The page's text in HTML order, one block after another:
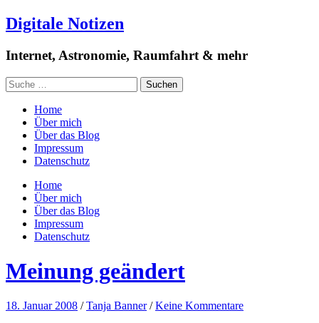
Digitale Notizen
Internet, Astronomie, Raumfahrt & mehr
Home
Über mich
Über das Blog
Impressum
Datenschutz
Home
Über mich
Über das Blog
Impressum
Datenschutz
Meinung geändert
18. Januar 2008 /Tanja Banner /Keine Kommentare